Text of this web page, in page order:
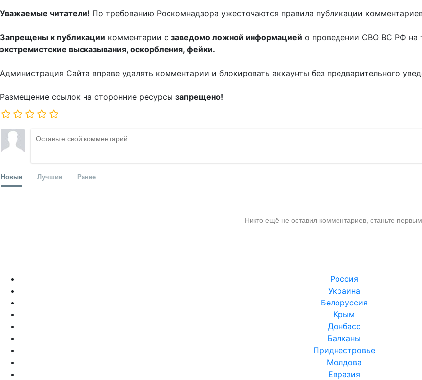
Уважаемые читатели! По требованию Роскомнадзора ужесточаются правила публикации
Запрещены к публикации комментарии с заведомо ложной информацией о проведении СВО ВС РФ на
экстремистские высказывания, оскорбления, фейки.
Администрация Сайта вправе удалять комментарии и блокировать аккаунты без предварительного
Размещение ссылок на сторонние ресурсы запрещено!
Новые Лучшие Ранее
Никто ещё не оставил комментариев, станьте
Россия
Украина
Белоруссия
Крым
Донбасс
Балканы
Приднестровье
Молдова
Евразия